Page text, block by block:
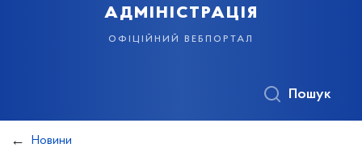
адміністрація
офіційний вебпортал
Пошук
Новини